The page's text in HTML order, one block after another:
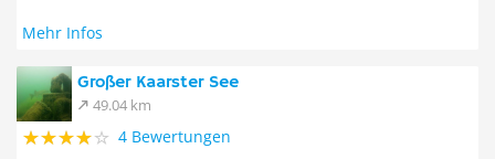
Mehr Infos
Großer Kaarster See
49.04 km
4 Bewertungen